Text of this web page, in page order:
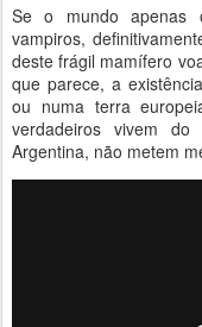
Se o mundo apenas
vampiros,
deste frágil mamífero
que parece, a
ou numa terra
verdadeiros vivem
Argentina, não metem